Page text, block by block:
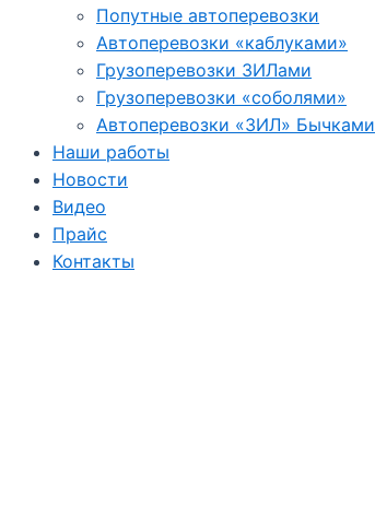
Попутные автоперевозки
Автоперевозки «каблуками»
Грузоперевозки ЗИЛами
Грузоперевозки «соболями»
Автоперевозки «ЗИЛ» Бычками
Наши работы
Новости
Видео
Прайс
Контакты